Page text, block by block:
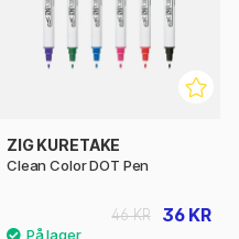
ZIG KURETAKE
Clean Color DOT Pen
36 KR
46 KR